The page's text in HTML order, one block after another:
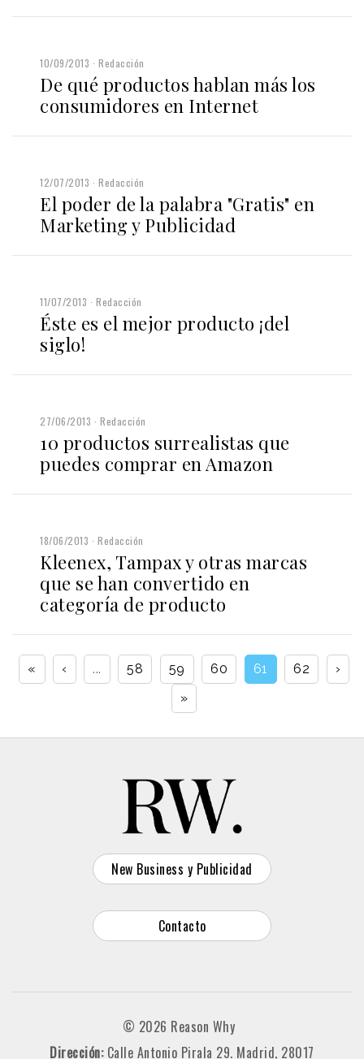
10/09/2013 Redacción
De qué productos hablan más los
consumidores en Internet
12/07/2013 Redacción
El poder de la palabra "Gratis" en
Marketing y Publicidad
11/07/2013 Redacción
Éste es el mejor producto ¡del
siglo!
27/06/2013 Redacción
10 productos surrealistas que
puedes comprar en Amazon
18/06/2013 Redacción
Kleenex, Tampax y otras marcas
que se han convertido en
categoría de producto
« ‹ ... 58 59 60 61 62
›
»
New Business y Publicidad
Contacto
© 2026 Reason Why
Dirección: Calle Antonio Pirala 29. Madrid, 28017